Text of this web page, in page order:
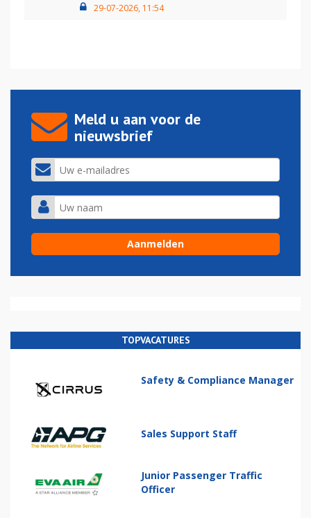
29-07-2026, 11:54
Meld u aan voor de
nieuwsbrief
TOPVACATURES
Safety & Compliance Manager
Sales Support Staff
Junior Passenger Traffic
Officer